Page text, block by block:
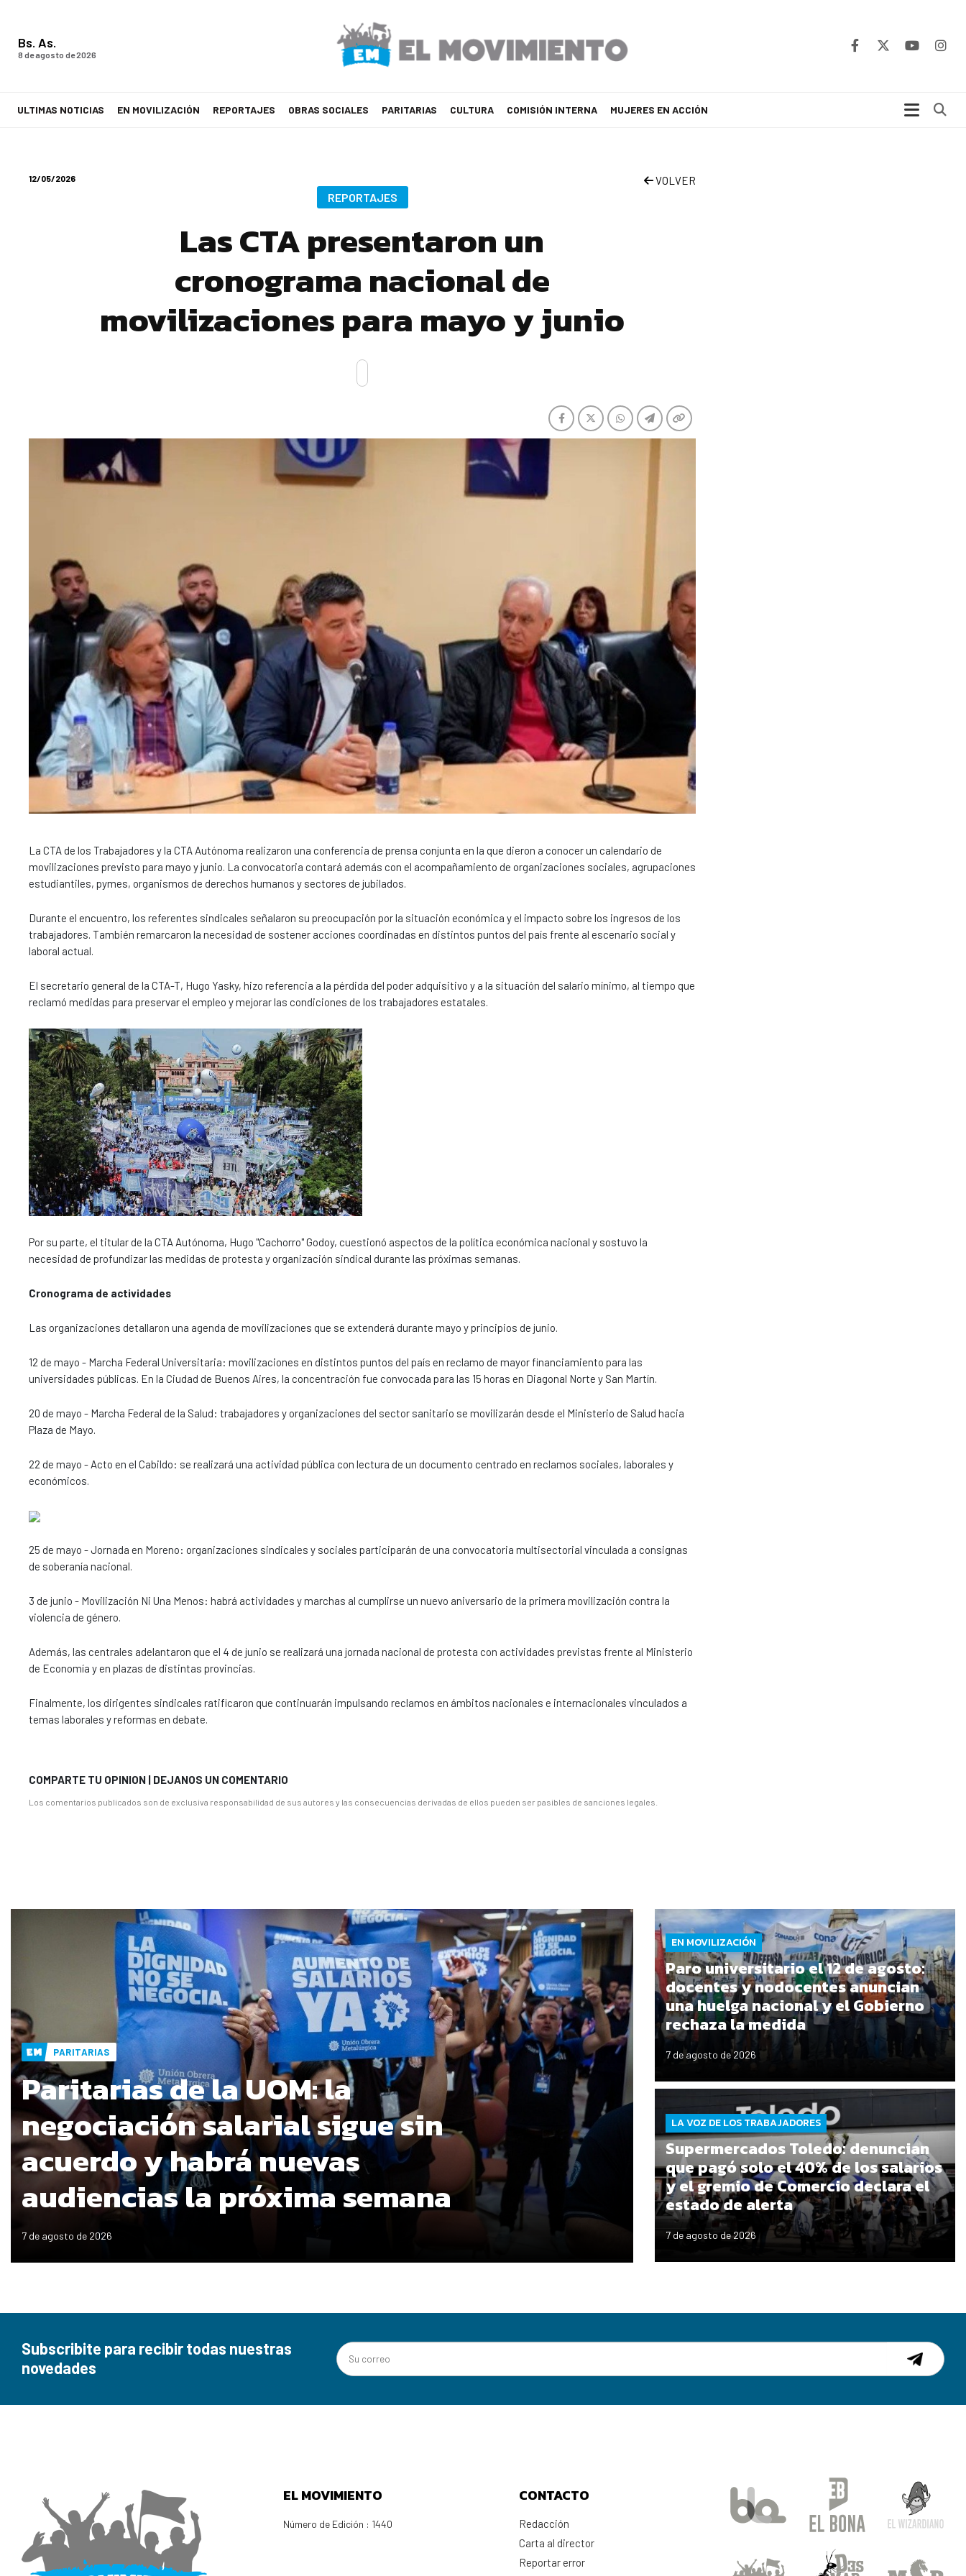
Bs. As.
8 de agosto de 2026
ULTIMAS NOTICIAS EN MOVILIZACIÓN REPORTAJES OBRAS SOCIALES PARITARIAS CULTURA COMISIÓN INTERNA MUJERES EN ACCIÓN
12/05/2026 VOLVER
REPORTAJES
Las CTA presentaron un
cronograma nacional de
movilizaciones para mayo y junio
La CTA de los Trabajadores y la CTA Autónoma realizaron una conferencia de prensa conjunta en la que dieron a conocer un calendario de
movilizaciones previsto para mayo y junio. La convocatoria contará además con el acompañamiento de organizaciones sociales, agrupaciones
estudiantiles, pymes, organismos de derechos humanos y sectores de jubilados.
Durante el encuentro, los referentes sindicales señalaron su preocupación por la situación económica y el impacto sobre los ingresos de los
trabajadores. También remarcaron la necesidad de sostener acciones coordinadas en distintos puntos del país frente al escenario social y
laboral actual.
El secretario general de la CTA-T, Hugo Yasky, hizo referencia a la pérdida del poder adquisitivo y a la situación del salario mínimo, al tiempo que
reclamó medidas para preservar el empleo y mejorar las condiciones de los trabajadores estatales.
Por su parte, el titular de la CTA Autónoma, Hugo "Cachorro" Godoy, cuestionó aspectos de la política económica nacional y sostuvo la
necesidad de profundizar las medidas de protesta y organización sindical durante las próximas semanas.
Cronograma de actividades
Las organizaciones detallaron una agenda de movilizaciones que se extenderá durante mayo y principios de junio.
12 de mayo - Marcha Federal Universitaria: movilizaciones en distintos puntos del país en reclamo de mayor financiamiento para las
universidades públicas. En la Ciudad de Buenos Aires, la concentración fue convocada para las 15 horas en Diagonal Norte y San Martín.
20 de mayo - Marcha Federal de la Salud: trabajadores y organizaciones del sector sanitario se movilizarán desde el Ministerio de Salud hacia
Plaza de Mayo.
22 de mayo - Acto en el Cabildo: se realizará una actividad pública con lectura de un documento centrado en reclamos sociales, laborales y
económicos.
25 de mayo - Jornada en Moreno: organizaciones sindicales y sociales participarán de una convocatoria multisectorial vinculada a consignas
de soberanía nacional.
3 de junio - Movilización Ni Una Menos: habrá actividades y marchas al cumplirse un nuevo aniversario de la primera movilización contra la
violencia de género.
Además, las centrales adelantaron que el 4 de junio se realizará una jornada nacional de protesta con actividades previstas frente al Ministerio
de Economía y en plazas de distintas provincias.
Finalmente, los dirigentes sindicales ratificaron que continuarán impulsando reclamos en ámbitos nacionales e internacionales vinculados a
temas laborales y reformas en debate.
COMPARTE TU OPINION | DEJANOS UN COMENTARIO
Los comentarios publicados son de exclusiva responsabilidad de sus autores y las consecuencias derivadas de ellos pueden ser pasibles de sanciones legales.
PARITARIAS
Paritarias de la UOM: la
negociación salarial sigue sin
acuerdo y habrá nuevas
audiencias la próxima semana
7 de agosto de 2026
EN MOVILIZACIÓN
Paro universitario el 12 de agosto:
docentes y nodocentes anuncian
una huelga nacional y el Gobierno
rechaza la medida
7 de agosto de 2026
LA VOZ DE LOS TRABAJADORES
Supermercados Toledo: denuncian
que pagó solo el 40% de los salarios
y el gremio de Comercio declara el
estado de alerta
7 de agosto de 2026
Subscribite para recibir todas nuestras
novedades
EL MOVIMIENTO
Número de Edición : 1440
CONTACTO
Redacción
Carta al director
Reportar error